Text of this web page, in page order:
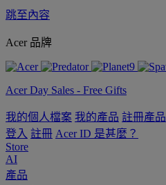
跳至內容
Acer 品牌
Acer Day Sales - Free Gifts
我的個人檔案 我的產品 註冊產品
登入 註冊 Acer ID 是甚麼？
Store
AI
產品